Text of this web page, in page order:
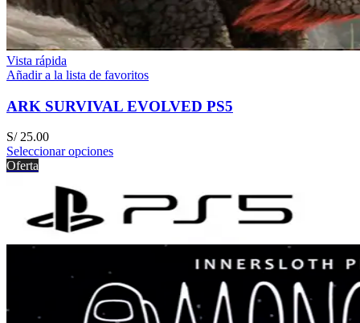
Vista rápida
Añadir a la lista de favoritos
ARK SURVIVAL EVOLVED PS5
S/25.00
Seleccionar opciones
Oferta